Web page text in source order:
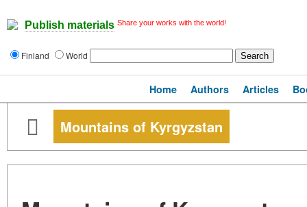
Publish materials Share your works with the world!
Finland World
Home Authors Articles
Mountains of Kyrgyzstan